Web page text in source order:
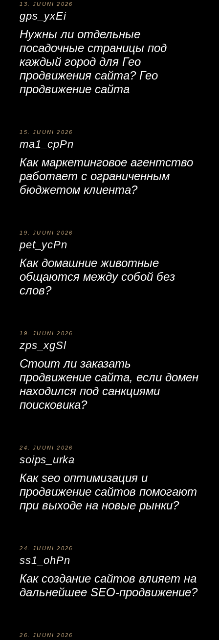
13. JUUNI 2026
gps_yxEi
Нужны ли отдельные
посадочные страницы под
каждый город для Гео
продвижения сайта? Гео
продвижение сайта
15. JUUNI 2026
ma1_cpPn
Какмаркетинговое агентство
работает с ограниченным
бюджетом клиента?
19. JUUNI 2026
pet_ycPn
Какдомашние животные
общаются между собой без
слов?
19. JUUNI 2026
zps_xgSl
Стоит лизаказать
продвижение сайта, если домен
находился под санкциями
поисковика?
24. JUUNI 2026
soips_urka
Какseo оптимизация и
продвижение сайтов помогают
при выходе на новые рынки?
24. JUUNI 2026
ss1_ohPn
Каксоздание сайтов влияет на
дальнейшее SEO-продвижение?
26. JUUNI 2026